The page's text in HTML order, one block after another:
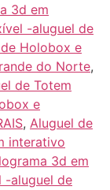
3d em
-aluguel de
Holobox e
do Norte,
de Totem
e
, Aluguel de
interativo
3d em
-aluguel de